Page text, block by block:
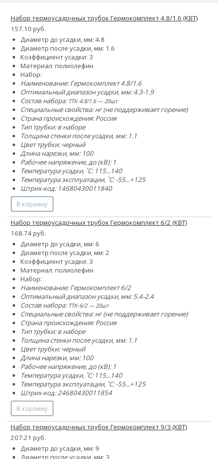
Набор термоусадочных трубок Гермокомплект 4.8/1.6 (КВТ)
157.10 руб.
Диаметр до усадки, мм: 4.8
Диаметр после усадки, мм: 1.6
Коэффициент усадки: 3
Материал: полиолефин
Набор:
Наименование: Гермокомплект 4.8/1.6
Оптимальный диапазон усадки, мм: 4.3-1.9
Состав набора: ТТК-4.8/1.6 — 20шт
Специальные свойства: нг (не поддерживает горение)
Страна происхождения: Россия
Тип трубки: в наборе
Толщина стенки после усадки, мм: 1.1
Цвет трубки: черный
Длина нарезки, мм: 100
Рабочее напряжение, до (кВ): 1
Температура усадки, ˚С: 115...140
Температура эксплуатации, ˚С: -55...+125
Штрих-код: 14680430011840
В корзину
Набор термоусадочных трубок Гермокомплект 6/2 (КВТ)
168.74 руб.
Диаметр до усадки, мм: 6
Диаметр после усадки, мм: 2
Коэффициент усадки: 3
Материал: полиолефин
Набор:
Наименование: Гермокомплект 6/2
Оптимальный диапазон усадки, мм: 5.4-2.4
Состав набора: ТТК-6/2 — 20шт
Специальные свойства: нг (не поддерживает горение)
Страна происхождения: Россия
Тип трубки: в наборе
Толщина стенки после усадки, мм: 1.1
Цвет трубки: черный
Длина нарезки, мм: 100
Рабочее напряжение, до (кВ): 1
Температура усадки, ˚С: 115...140
Температура эксплуатации, ˚С: -55...+125
Штрих-код: 24680430011854
В корзину
Набор термоусадочных трубок Гермокомплект 9/3 (КВТ)
207.21 руб.
Диаметр до усадки, мм: 9
Диаметр после усадки, мм: 3